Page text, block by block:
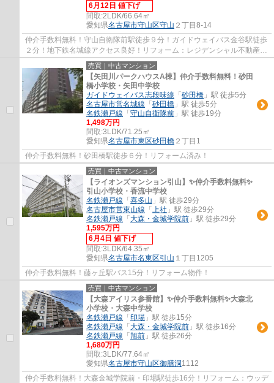
6月12日 値下げ
間取:2LDK/66.64㎡
愛知県名古屋市守山区守山 ２丁目8-14
仲介手数料無料！守山自衛隊前駅徒歩９分！ガイドウェイバス金谷駅徒歩
２分！地下鉄名城線アクセス良好！リフォーム：レジデンシャル不動産
アフターサービス保証のついた安心リフォ...
売買｜中古マンション
【矢田川パークハウスA棟】仲介手数料無料！砂田
橋小学校・矢田中学校
ガイドウェイバス志段味線 「 砂田橋 」駅 徒歩5分
名古屋市営名城線 「 砂田橋 」駅 徒歩5分
名鉄瀬戸線 「 守山自衛隊前 」駅 徒歩19分
1,498万円
間取:3LDK/71.25㎡
愛知県名古屋市東区砂田橋 ２丁目1
仲介手数料無料！砂田橋駅徒歩６分！リフォーム済み！
売買｜中古マンション
【ライオンズマンション引山】✨️仲介手数料無料✨️
引山小学校・香流中学校
名鉄瀬戸線 「 喜多山 」駅 徒歩29分
名古屋市営東山線 「 上社 」駅 徒歩29分
名鉄瀬戸線 「 大森・金城学院前 」駅 徒歩29分
1,595万円
6月4日 値下げ
間取:3LDK/64.35㎡
愛知県名古屋市名東区引山 １丁目1205
仲介手数料無料！藤ヶ丘駅バス15分！リフォーム物件！
売買｜中古マンション
【大森アイリス参番館】✨️仲介手数料無料✨️大森北
小学校・大森中学校
名鉄瀬戸線 「 印場 」駅 徒歩15分
名鉄瀬戸線 「 大森・金城学院前 」駅 徒歩16分
名鉄瀬戸線 「 旭前 」駅 徒歩26分
1,680万円
間取:3LDK/77.64㎡
愛知県名古屋市守山区御膳洞 1112
仲介手数料無料！大森金城学院前・印場駅徒歩16分！リフォーム：ウッデ